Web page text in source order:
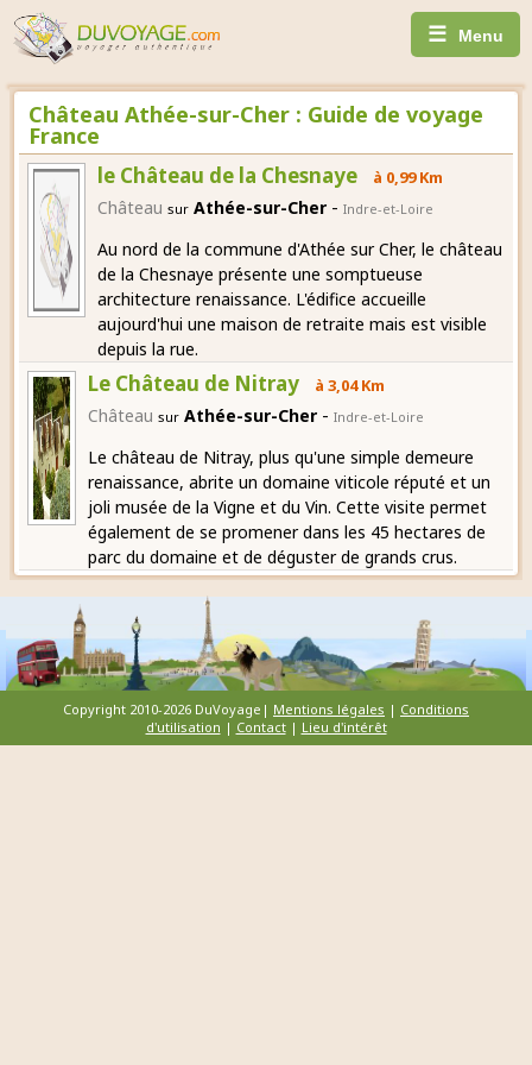
☰ Menu
Château Athée-sur-Cher : Guide de voyage
France
le Château de la Chesnaye à 0,99 Km
Château sur Athée-sur-Cher - Indre-et-Loire
Au nord de la commune d'Athée sur Cher, le château
de la Chesnaye présente une somptueuse
architecture renaissance. L'édifice accueille
aujourd'hui une maison de retraite mais est visible
depuis la rue.
Le Château de Nitray à 3,04 Km
Château sur Athée-sur-Cher -Indre-et-Loire
Le château de Nitray, plus qu'une simple demeure
renaissance, abrite un domaine viticole réputé et un
joli musée de la Vigne et du Vin. Cette visite permet
également de se promener dans les 45 hectares de
parc du domaine et de déguster de grands crus.
Copyright 2010-2026 DuVoyage| Mentions légales | Conditions
d'utilisation | Contact| Lieu d'intérêt